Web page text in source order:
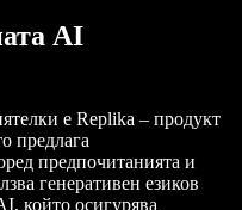
AI
е Replika – продукт
предлага
предпочитанията и
генеративен езиков
който осигурява